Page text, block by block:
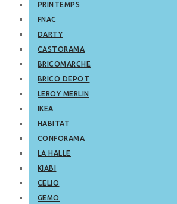
PRINTEMPS
FNAC
DARTY
CASTORAMA
BRICOMARCHE
BRICO DEPOT
LEROY MERLIN
IKEA
HABITAT
CONFORAMA
LA HALLE
KIABI
CELIO
GEMO